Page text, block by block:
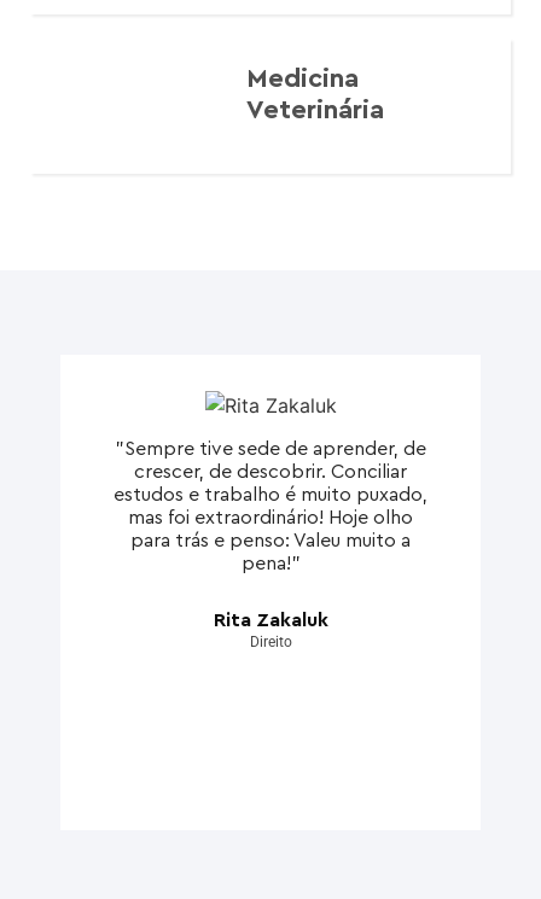
Medicina
Veterinária
"Sempre tive sede de aprender, de
crescer, de descobrir. Conciliar
estudos e trabalho é muito puxado,
mas foi extraordinário! Hoje olho
para trás e penso: Valeu muito a
pena!"
Rita Zakaluk
Direito